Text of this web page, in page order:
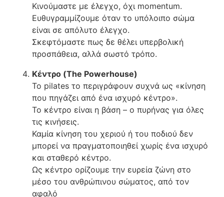
Κινούμαστε με έλεγχο, όχι momentum.
Ευθυγραμμίζουμε όταν το υπόλοιπο σώμα
είναι σε απόλυτο έλεγχο.
Σκεφτόμαστε πως δε θέλει υπερβολική
προσπάθεια, αλλά σωστό τρόπο.
Κέντρο (The Powerhouse)
Το pilates το περιγράφουν συχνά ως «κίνηση
που πηγάζει από ένα ισχυρό κέντρο».
Το κέντρο είναι η βάση – ο πυρήνας για όλες
τις κινήσεις.
Καμία κίνηση του χεριού ή του ποδιού δεν
μπορεί να πραγματοποιηθεί χωρίς ένα ισχυρό
και σταθερό κέντρο.
Ως κέντρο ορίζουμε την ευρεία ζώνη στο
μέσο του ανθρώπινου σώματος, από τον
αφαλό